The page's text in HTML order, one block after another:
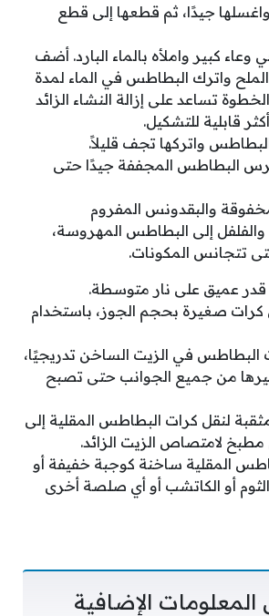
جيدًا، ثم قطعها إلى قطع
كبير واملأه بالماء البارد. أضف
واترك البطاطس في الماء لمدة
الخطوة تساعد على إزالة النشاء الزائد
قابلية للتشكيل.
البطاطس المجففة جيدًا حتى
والبقدونس المفروم
والفلفل إلى البطاطس المهروسة،
تتجانس المكونات.
كرات صغيرة بحجم الجوز، باستخدام
البطاطس في الزيت الساخن تدريجيًا،
من جميع الجوانب حتى تصبح
لنقل كرات البطاطس المقلية إلى
لامتصاص الزيت الزائد.
المقلية ساخنة كوجبة خفيفة أو
أو الكاتشب أو أي صلصة أخرى
الإضافية